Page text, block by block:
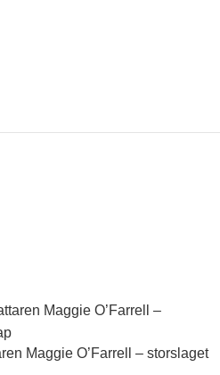
Maggie O’Farrell – storslaget